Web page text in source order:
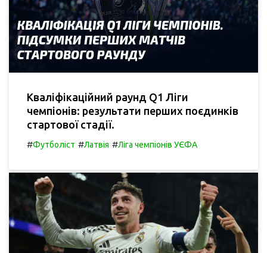
Кваліфікаційний раунд Q1 Ліги
чемпіонів: результати перших поєдинків
стартової стадії.
#Футболіст #Латвія #Ліга чемпіонів УЄФА